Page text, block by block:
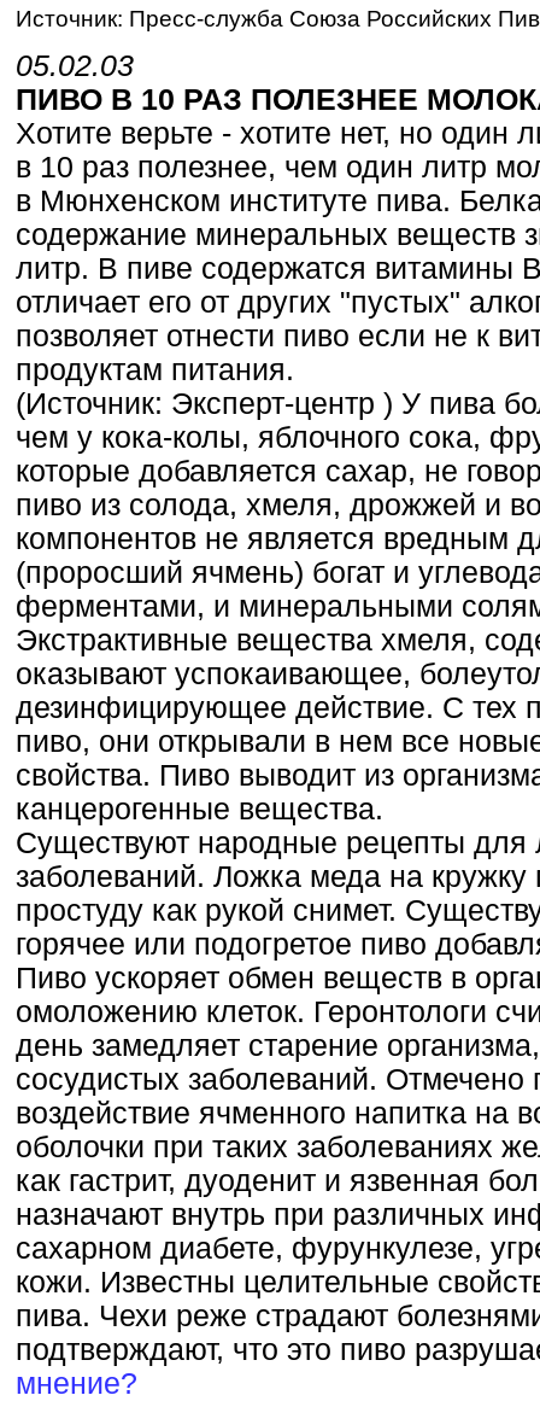
Источник: Пресс-служба Союза Российских
05.02.03
ПИВО В 10 РАЗ ПОЛЕЗНЕЕ
Хотите верьте - хотите нет, но один
в 10 раз полезнее, чем один литр
в Мюнхенском институте пива.
содержание минеральных веществ
литр. В пиве содержатся витамины
отличает его от других "пустых"
позволяет отнести пиво если не к
продуктам питания.
(Источник: Эксперт-центр ) У пива
чем у кока-колы, яблочного сока,
которые добавляется сахар, не
пиво из солода, хмеля, дрожжей и
компонентов не является вредным
(проросший ячмень) богат и
ферментами, и минеральными
Экстрактивные вещества хмеля,
оказывают успокаивающее,
дезинфицирующее действие. С тех
пиво, они открывали в нем все
свойства. Пиво выводит из
канцерогенные вещества.
Существуют народные рецепты для
заболеваний. Ложка меда на кружку
простуду как рукой снимет.
горячее или подогретое пиво
Пиво ускоряет обмен веществ в
омоложению клеток. Геронтологи
день замедляет старение
сосудистых заболеваний. Отмечено
воздействие ячменного напитка на
оболочки при таких заболеваниях
как гастрит, дуоденит и язвенная
назначают внутрь при различных
сахарном диабете, фурункулезе,
кожи. Известны целительные
пива. Чехи реже страдают
подтверждают, что это пиво
мнение?